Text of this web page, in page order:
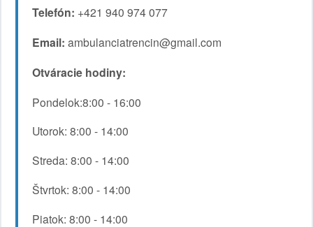
Telefón: +421 940 974 077
Email: ambulanciatrencin@gmail.com
Otváracie hodiny:
Pondelok:8:00 - 16:00
Utorok: 8:00 - 14:00
Streda: 8:00 - 14:00
Štvrtok: 8:00 - 14:00
Piatok: 8:00 - 14:00